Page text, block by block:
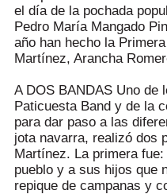
el día de la pochada
Pedro María Mangado
año han hecho la
Martínez, Arancha
A DOS BANDAS Uno de
Paticuesta Band y de la
para dar paso a las
jota navarra, realizó dos
Martínez. La primera
pueblo y a sus hijos que
repique de campanas y